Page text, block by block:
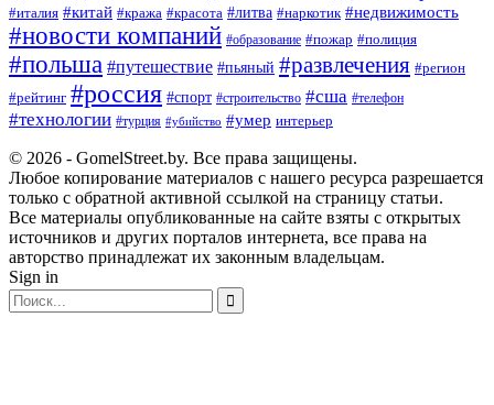
#италия #китай #кража #красота #литва #наркотик #недвижимость
#новости компаний #образование #пожар #полиция
#польша #путешествие #пьяный #развлечения #регион
#рейтинг #россия #спорт #строительство #сша #телефон
#технологии #турция #убийство #умер интерьер
© 2026 - GomelStreet.by. Все права защищены.
Любое копирование материалов с нашего ресурса разрешается
только с обратной активной ссылкой на страницу статьи.
Все материалы опубликованные на сайте взяты с открытых
источников и других порталов интернета, все права на
авторство принадлежат их законным владельцам.
Sign in